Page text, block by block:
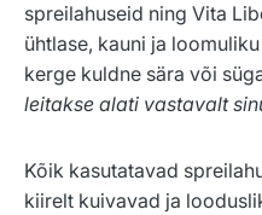
spreilahuseid ning Vita
ühtlase, kauni ja
kerge kuldne sära või
leitakse alati vastavalt
Kõik kasutatavad
kiirelt kuivavad ja